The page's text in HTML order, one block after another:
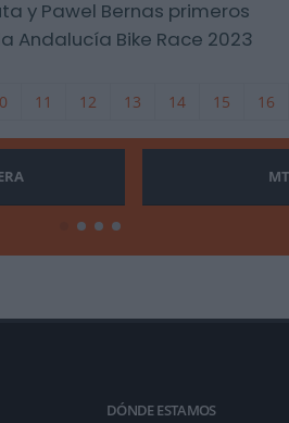
y Pawel Bernas primeros
Andalucía Bike Race 2023
11 12 13 14 15 16
DÓNDE ESTAMOS